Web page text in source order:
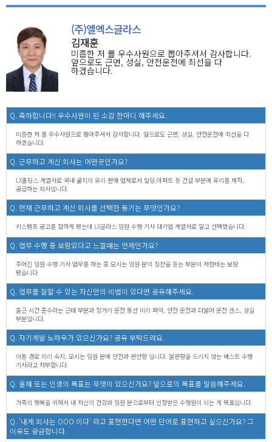
(주)엘엑스글라스
김재훈
미흡한 저 를 우수사원으로 뽑아주셔서 감사합니다.
앞으로도 근면, 성실, 안전운전에 최선을 다
하겠습니다.
Q. 축하합니다!! 우수사원이 된 소감 한마디 해주세요.
미흡한 저 를 우수사원으로 뽑아주셔서 감사합니다. 앞으로도 근면, 성실, 안전운전에 최선을 다
하겠습니다.
Q. 근무하고 계신 회사는 어떤곳인가요?
LX홀딩스 계열사로 국내 굴지의 유리 판매 업체로서 빌딩,아파트 등 건설 부분에 유리를 제작,
공급하는 회사입니다.
Q. 현재 근무하고 계신 회사를 선택한 동기는 무엇인가요?
키스템프 공고를 접하게 됐는데 LX글라스 임원 수행 기사 대기업 계열사로 알고 선택했습니다.
Q. 업무 수행 중 보람있다고 느낄때는 언제인가요?
주어진 임원 수행 기사 업무를 하는 중 모시는 임원 분의 칭찬을 듣는 부분이 저한테는 보람
됐습니다.
Q. 업무를 잘할 수 있는 자신만의 비법이 있다면 공유해주세요.
출근 시간 준수라는 근태 부분과 장거리 운전 동선 미리 파악, 안전 운전과 더불어 운전 센스, 성실
부분입니다.
Q. 자기계발 노하우가 있으신가요? 공유 부탁드려요.
이동 경로 미리 숙지, 모시는 임원 분에 안전과 편안함 입니다. 불편함을 드리지 않는 베스트 수행
기사라고 자부합니다.
Q. 올해 또는 인생의 목표는 무엇이 있으신가요? 앞으로의 목표를 말씀해주세요.
가족의 행복을 위해서 내 자신의 건강과 임원 분으로부터 인정받은 수행원이 되는 게 목표입니다.
Q. '내게 회사는 OOO 이다' 라고 표현한다면 어떤 단어로 표현하고 싶으신가요? 그
이유도 궁금합니다.